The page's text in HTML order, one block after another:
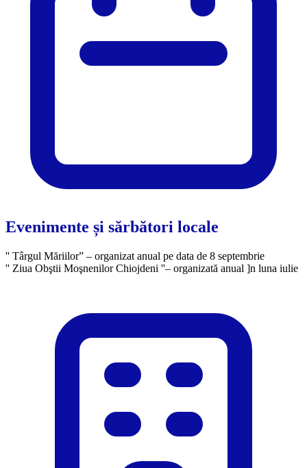
Evenimente și sărbători locale
'' Târgul Măriilor” – organizat anual pe data de 8 septembrie
'' Ziua Obştii Moşnenilor Chiojdeni ''– organizată anual ]n luna iulie